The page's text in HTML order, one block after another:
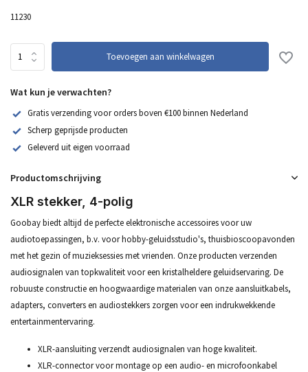
11230
Toevoegen aan winkelwagen
Wat kun je verwachten?
Gratis verzending voor orders boven €100 binnen Nederland
Scherp geprijsde producten
Geleverd uit eigen voorraad
Productomschrijving
XLR stekker, 4-polig
Goobay biedt altijd de perfecte elektronische accessoires voor uw
audiotoepassingen, b.v. voor hobby-geluidsstudio's, thuisbioscoopavonden
met het gezin of muzieksessies met vrienden. Onze producten verzenden
audiosignalen van topkwaliteit voor een kristalheldere geluidservaring. De
robuuste constructie en hoogwaardige materialen van onze aansluitkabels,
adapters, converters en audiostekkers zorgen voor een indrukwekkende
entertainmentervaring.
XLR-aansluiting verzendt audiosignalen van hoge kwaliteit.
XLR-connector voor montage op een audio- en microfoonkabel